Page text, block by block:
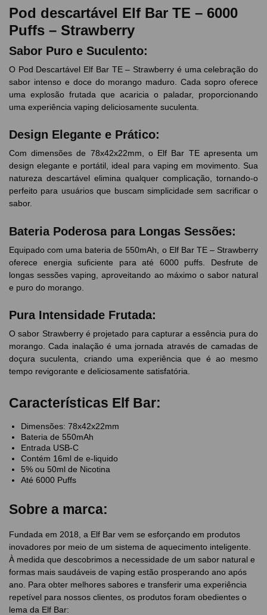
Pod descartável Elf Bar TE – 6000
Puffs – Strawberry
Sabor Puro e Suculento:
O Pod Descartável Elf Bar TE – Strawberry é uma celebração do
sabor intenso e doce do morango maduro. Cada sopro oferece
uma explosão frutada que acaricia o paladar, proporcionando
uma experiência vaping deliciosamente suculenta.
Design Elegante e Prático:
Com dimensões de 78x42x22mm, o Elf Bar TE apresenta um
design elegante e portátil, ideal para vaping em movimento. Sua
natureza descartável elimina qualquer complicação, tornando-o
perfeito para usuários que buscam simplicidade sem sacrificar o
sabor.
Bateria Poderosa para Longas Sessões:
Equipado com uma bateria de 550mAh, o Elf Bar TE – Strawberry
oferece energia suficiente para até 6000 puffs. Desfrute de
longas sessões vaping, aproveitando ao máximo o sabor natural
e puro do morango.
Pura Intensidade Frutada:
O sabor Strawberry é projetado para capturar a essência pura do
morango. Cada inalação é uma jornada através de camadas de
doçura suculenta, criando uma experiência que é ao mesmo
tempo revigorante e deliciosamente satisfatória.
Características Elf Bar:
Dimensões: 78x42x22mm
Bateria de 550mAh
Entrada USB-C
Contém 16ml de e-liquido
5% ou 50ml de Nicotina
Até 6000 Puffs
Sobre a marca:
Fundada em 2018, a Elf Bar vem se esforçando em produtos
inovadores por meio de um sistema de aquecimento inteligente.
À medida que descobrimos a necessidade de um sabor natural e
formas mais saudáveis de vaping estão prosperando ano após
ano. Para obter melhores sabores e transferir uma experiência
repetível para nossos clientes, os produtos foram obedientes o
lema da Elf Bar: